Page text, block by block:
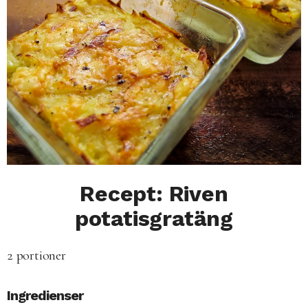
Recept: Riven
potatisgratäng
2 portioner
Ingredienser